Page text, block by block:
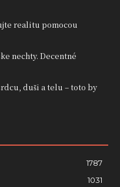
realitu pomocou
nechty. Decentné
duši a telu – toto by
1787
1031